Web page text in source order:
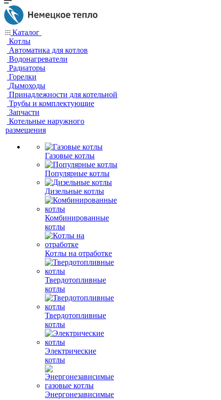
Каталог
Котлы
Автоматика для котлов
Водонагреватели
Радиаторы
Горелки
Дымоходы
Принадлежности для котельной
Трубы и комплектующие
Запчасти
Котельные наружного
размещения
Газовые котлы
Популярные котлы
Дизельные котлы
Комбинированные
котлы
Котлы на отработке
Твердотопливные
котлы
Твердотопливные
котлы
Электрические
котлы
Энергонезависимые